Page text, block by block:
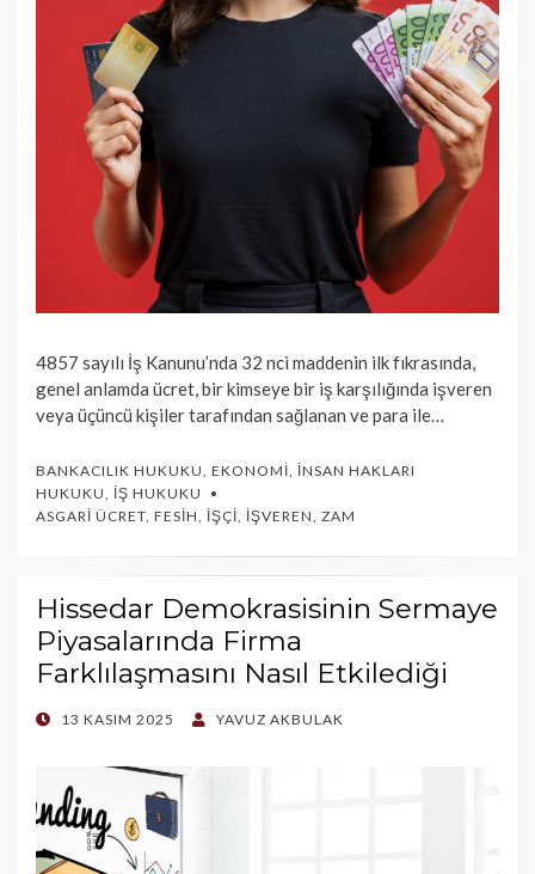
4857 sayılı İş Kanunu’nda 32 nci maddenin ilk fıkrasında,
genel anlamda ücret, bir kimseye bir iş karşılığında işveren
veya üçüncü ki­şiler tarafından sağlanan ve para ile…
BANKACILIK HUKUKU, EKONOMI, İNSAN HAKLARI
HUKUKU, İŞ HUKUKU
ASGARI ÜCRET, FESIH, İŞÇI, İŞVEREN, ZAM
Hissedar Demokrasisinin Sermaye
Piyasalarında Firma
Farklılaşmasını Nasıl Etkilediği
POSTED
13 KASIM 2025 YAVUZ AKBULAK